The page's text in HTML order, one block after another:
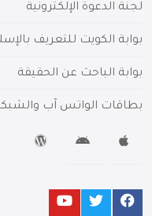
لجنة الدعوة الإلكترونية
بوابة الكويت للتعريف
بوابة الباحث عن الحقيقة
بطاقات الواتس آب